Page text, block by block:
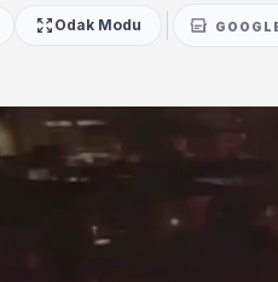
Odak Modu